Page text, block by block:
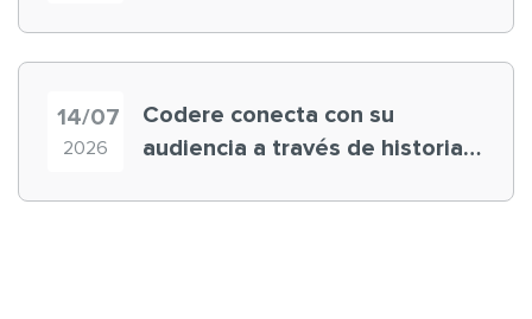
14/07
2026
Codere conecta con su
audiencia a través de historias